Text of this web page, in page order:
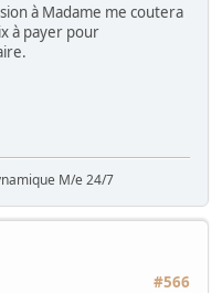
à Madame me coutera
à payer pour
M/e 24/7
#566